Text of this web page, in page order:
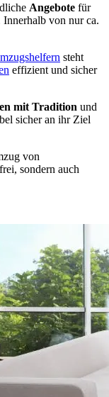
Angebote für
von nur ca.
steht
effizient und sicher
mit Tradition und
sicher an ihr Ziel
von
sondern auch